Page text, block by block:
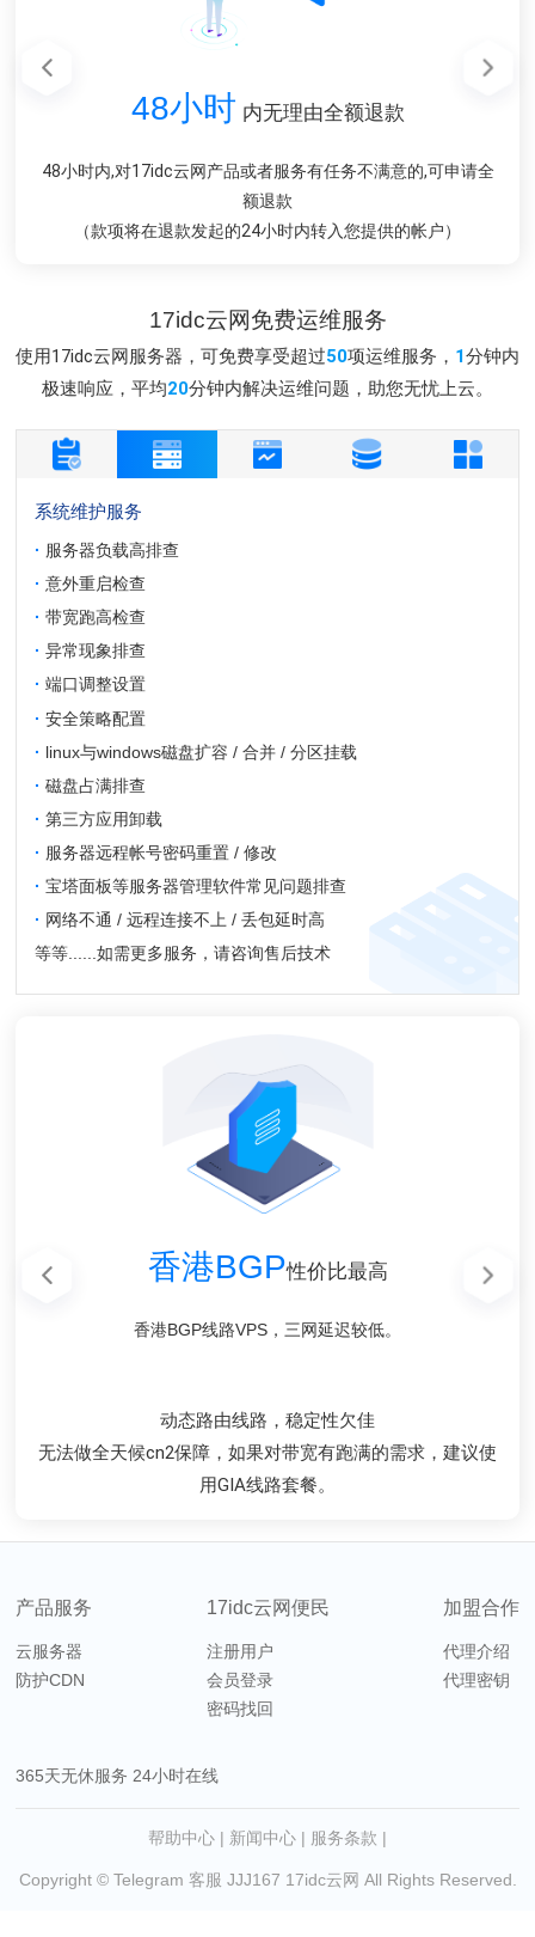
1对1在线售前售后服务
我们拥有专业的客服团队，无论是售前或者售后，只为让您感到
满意
48小时 内无理由全额退款
48小时内,对17idc云网产品或者服务有任务不满意的,可申请全
额退款
（款项将在退款发起的24小时内转入您提供的帐户）
1分钟 内响应您的请求
我们会在工作时间3分钟内在线回复您的请求，并且用最短的时
间解决您的难题
1对1在线售前售后服务
我们拥有专业的客服团队，无论是售前或者售后，只为让您感到
满意
48小时 内无理由全额退款
48小时内,对17idc云网产品或者服务有任务不满意的,可申请全
额退款
（款项将在退款发起的24小时内转入您提供的帐户）
17idc云网免费运维服务
使用17idc云网服务器，可免费享受超过50项运维服务， 1分钟内
极速响应，平均20分钟内解决运维问题，助您无忧上云。
系统维护服务
· 服务器负载高排查
· 意外重启检查
· 带宽跑高检查
· 异常现象排查
· 端口调整设置
· 安全策略配置
· linux与windows磁盘扩容 / 合并 / 分区挂载
· 磁盘占满排查
· 第三方应用卸载
· 服务器远程帐号密码重置 / 修改
· 宝塔面板等服务器管理软件常见问题排查
· 网络不通 / 远程连接不上 / 丢包延时高
等等......如需更多服务，请咨询售后技术
香港BGP性价比最高
香港BGP线路VPS，三网延迟较低。
动态路由线路，稳定性欠佳
无法做全天候cn2保障，如果对带宽有跑满的需求，建议使
用GIA线路套餐。
美国高防CN2GIA线路
100G防御，无视UDP攻击
去程普通线路，回程cn2 gia，均衡防御速度与防御
配合强大的云梯抗DDOS服务+金盾防火墙，有效为您的业务
保驾护航
香港CN2 GIA回程优化
Bgp.net 顶级线路提供商
CN2双向直连线路，宽带质量优秀
我司CN2自带流量清洗服务，遇攻击自动封堵，有效保证网
络整体连通性
香港GT高端系列
Mega Two香港数据中心直连
适合宽带占用需求较高站点使用
电信去程日本163，移动联通骨干直连回程CN2，是您开展
业务的最佳选择
香港BGP性价比最高
香港BGP线路VPS，三网延迟较低。
动态路由线路，稳定性欠佳
无法做全天候cn2保障，如果对带宽有跑满的需求，建议使
用GIA线路套餐。
美国高防CN2GIA线路
100G防御，无视UDP攻击
去程普通线路，回程cn2 gia，均衡防御速度与防御
配合强大的云梯抗DDOS服务+金盾防火墙，有效为您的业务
保驾护航
产品服务
云服务器
防护CDN
17idc云网便民
注册用户
会员登录
密码找回
加盟合作
代理介绍
代理密钥
365天无休服务 24小时在线
帮助中心 | 新闻中心 | 服务条款 |
Copyright © Telegram 客服 JJJ167 17idc云网 All Rights Reserved.